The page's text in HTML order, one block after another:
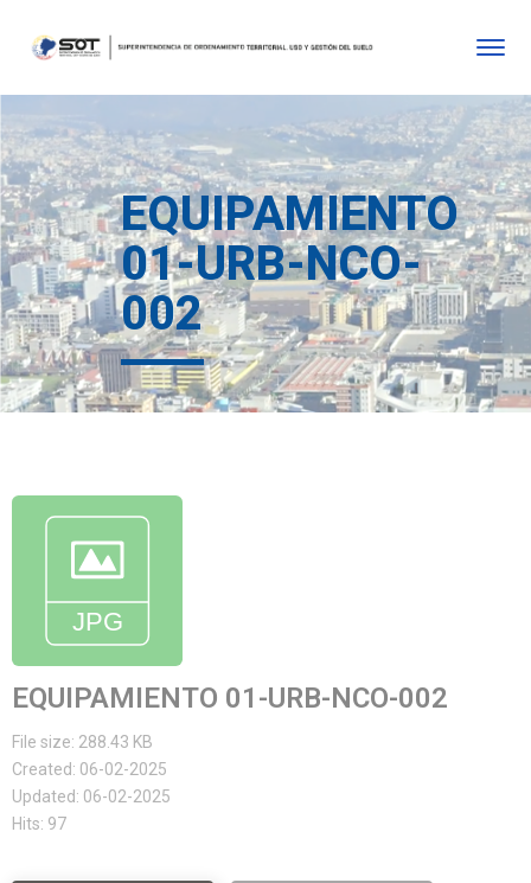
EQUIPAMIENTO
01-URB-NCO-
002
EQUIPAMIENTO 01-URB-NCO-002
File size: 288.43 KB
Created: 06-02-2025
Updated: 06-02-2025
Hits: 97